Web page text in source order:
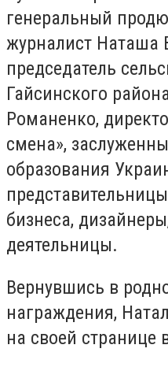
генеральный
журналист Наташа
председатель
Гайсинского
Романенко,
смена»,
образования
бизнеса,
деятельницы.
Вернувшись в
награждения,
на своей странице